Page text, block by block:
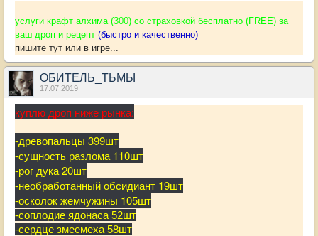
услуги крафт алхима (300) со страховкой бесплатно (FREE) за
ваш дроп и рецепт (быстро и качественно)
пишите тут или в игре...
ОБИТЕЛЬ_ТЬМЫ
17.07.2019
куплю дроп ниже рынка:
-древопальцы 399шт
-сущность разлома 110шт
-рог дука 20шт
-необработанный обсидиант 19шт
-осколок жемчужины 105шт
-соплодие ядонаса 52шт
-сердце змеемеха 58шт